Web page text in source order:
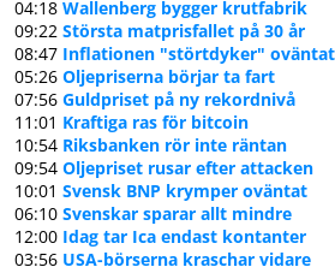
04:18 Wallenberg bygger krutfabrik
09:22 Största matprisfallet på 30 år
08:47 Inflationen "störtdyker" oväntat
05:26 Oljepriserna börjar ta fart
07:56 Guldpriset på ny rekordnivå
11:01 Kraftiga ras för bitcoin
10:54 Riksbanken rör inte räntan
09:54 Oljepriset rusar efter attacken
10:01 Svensk BNP krymper oväntat
06:10 Svenskar sparar allt mindre
12:00 Idag tar Ica endast kontanter
03:56 USA-börserna kraschar vidare